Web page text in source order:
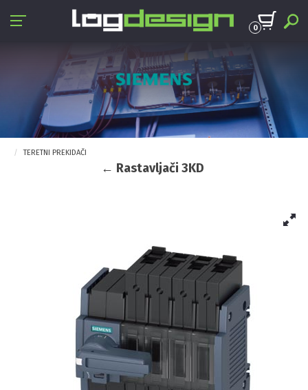
0
TERETNI PREKIDAČI
← Rastavljači 3KD